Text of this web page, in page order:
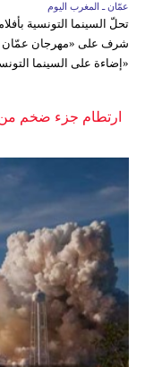
عمّان ـ المغرب اليوم
تحلّ السينما التونسية
شرف على «مهرجان عمّان
«إضاءة على السينما
ارتطام جزء ضخم